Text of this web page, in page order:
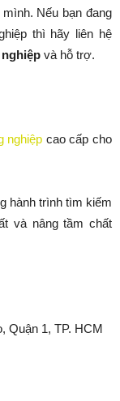
Nếu bạn đang
thì hãy liên hệ
và hỗ trợ.
nghiệp cao cấp cho
hành trình tìm kiếm
và nâng tầm chất
Quận 1, TP. HCM